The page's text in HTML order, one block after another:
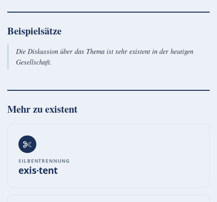
Beispielsätze
Die Diskussion über das Thema ist sehr existent in der heutigen
Gesellschaft.
Mehr zuexistent
SILBENTRENNUNG
exis·tent